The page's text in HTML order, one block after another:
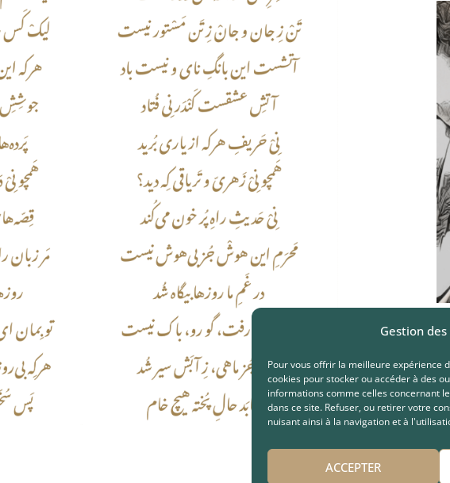
Gestion
Pour vous offrir la meilleure expérience
cookies pour stocker ou accéder à des
informations comme celles concernant
dans ce site. Refuser, ou retirer votre
nuisant ainsi à la navigation et à
ACCEPTER